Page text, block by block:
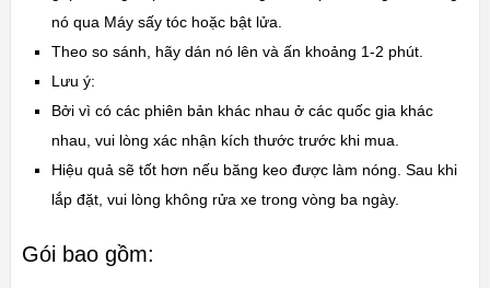
nó qua Máy sấy tóc hoặc bật lửa.
Theo so sánh, hãy dán nó lên và ấn khoảng 1-2 phút.
Lưu ý:
Bởi vì có các phiên bản khác nhau ở các quốc gia khác
nhau, vui lòng xác nhận kích thước trước khi mua.
Hiệu quả sẽ tốt hơn nếu băng keo được làm nóng. Sau khi
lắp đặt, vui lòng không rửa xe trong vòng ba ngày.
Gói bao gồm: